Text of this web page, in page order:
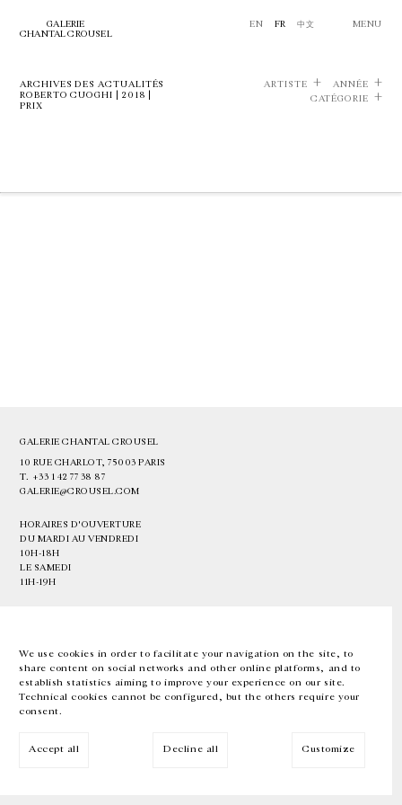
We use cookies in order to facilitate your navigation on the site, to
share content on social networks and other online platforms, and to
establish statistics aiming to improve your experience on our site.
Technical cookies cannot be configured, but the others require your
consent.
Accept all Decline all Customize
GALERIE
CHANTAL CROUSEL
EN FR 中文 MENU
ARCHIVES DES ACTUALITÉS
ROBERTO CUOGHI | 2018 |
PRIX
ARTISTE
ANNÉE
CATÉGORIE
GALERIE CHANTAL CROUSEL
10 RUE CHARLOT, 75003 PARIS
T. +33 1 42 77 38 87
GALERIE@CROUSEL.COM
HORAIRES D'OUVERTURE
DU MARDI AU VENDREDI
10H-18H
LE SAMEDI
11H-19H
EN FR 中文 Facebook Instagram
Inscrivez-vous à notre newsletter